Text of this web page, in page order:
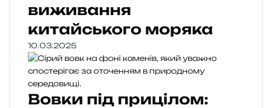
виживання
китайського моряка
10.03.2025
Вовки під прицілом: